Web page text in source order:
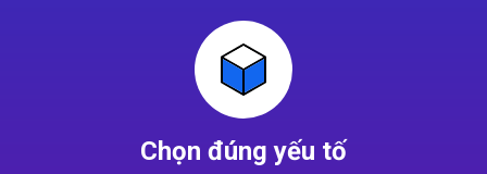
Chọn đúng yếu tố